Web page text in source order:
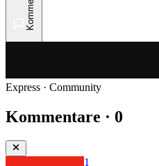
Express · Community
Kommentare · 0
1